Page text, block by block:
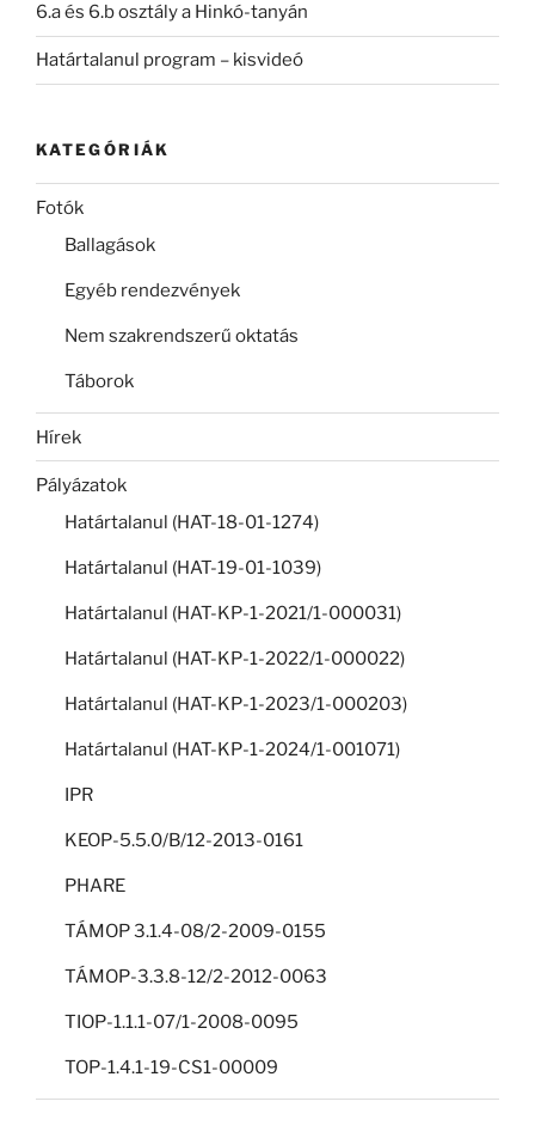
6.a és 6.b osztály a Hinkó-tanyán
Határtalanul program – kisvideó
KATEGÓRIÁK
Fotók
Ballagások
Egyéb rendezvények
Nem szakrendszerű oktatás
Táborok
Hírek
Pályázatok
Határtalanul (HAT-18-01-1274)
Határtalanul (HAT-19-01-1039)
Határtalanul (HAT-KP-1-2021/1-000031)
Határtalanul (HAT-KP-1-2022/1-000022)
Határtalanul (HAT-KP-1-2023/1-000203)
Határtalanul (HAT-KP-1-2024/1-001071)
IPR
KEOP-5.5.0/B/12-2013-0161
PHARE
TÁMOP 3.1.4-08/2-2009-0155
TÁMOP-3.3.8-12/2-2012-0063
TIOP-1.1.1-07/1-2008-0095
TOP-1.4.1-19-CS1-00009